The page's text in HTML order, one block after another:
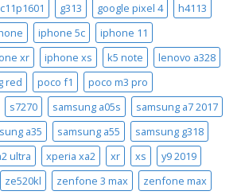
c11p1601 g313 google pixel 4
h4113
iphone 5c
iphone 11
xr iphone xs k5 note
lenovo a328
red poco f1
poco m3 pro
s7270 samsung a05s
samsung a7 2017
a35 samsung a55
samsung g318
ultra xperia xa2 xr xs
y9 2019
ze520kl zenfone 3 max zenfone max